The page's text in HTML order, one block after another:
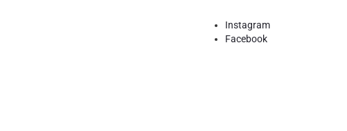
Instagram
Facebook